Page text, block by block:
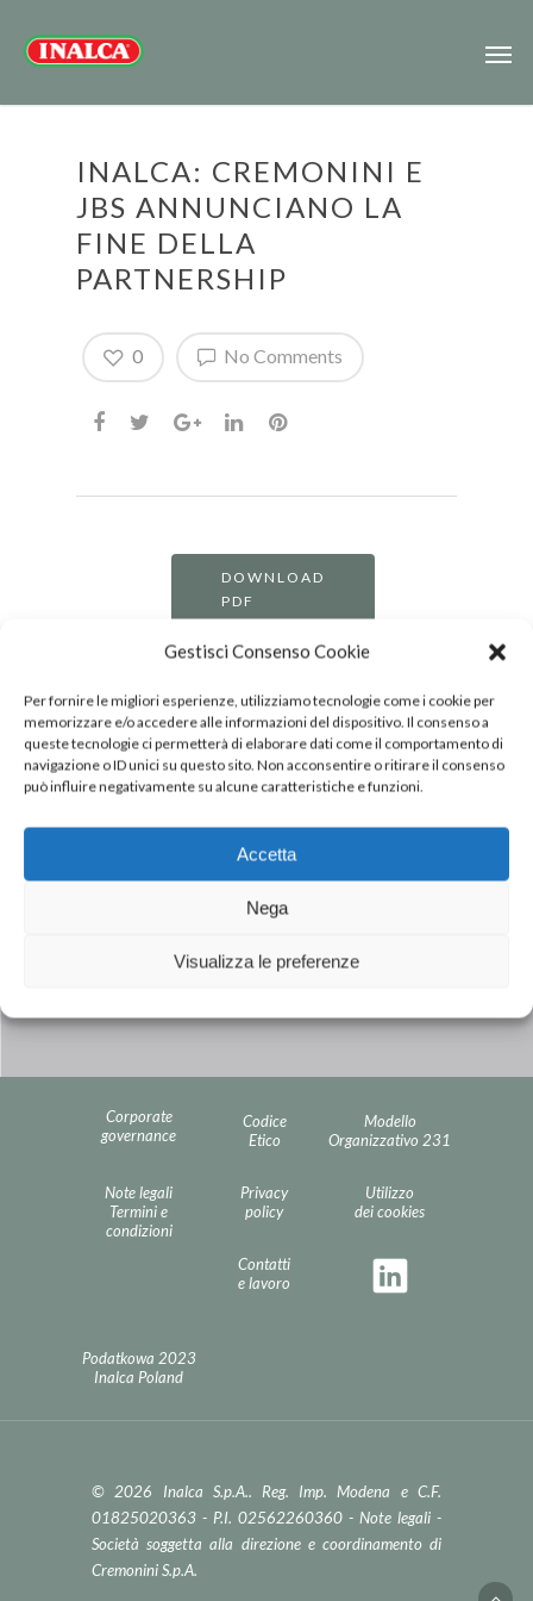
Gestisci Consenso Cookie
Per fornire le migliori esperienze, utilizziamo tecnologie come i cookie per
memorizzare e/o accedere alle informazioni del dispositivo. Il consenso a
queste tecnologie ci permetterà di elaborare dati come il comportamento di
navigazione o ID unici su questo sito. Non acconsentire o ritirare il consenso
può influire negativamente su alcune caratteristiche e funzioni.
Accetta
Nega
Visualizza le preferenze
INALCA: CREMONINI E
JBS ANNUNCIANO LA
FINE DELLA
PARTNERSHIP
No Comments
0
DOWNLOAD
PDF
Next Post
INALCA JBS: RIGETTATO DAL
D’URGENZA PRESENTATO DA JBS
Corporate
governance
Codice
Etico
Modello
Organizzativo 231
Note legali
Termini e
condizioni
Privacy
policy
Utilizzo
dei cookies
Contatti
e lavoro
Podatkowa 2023
Inalca Poland
© 2026 Inalca S.p.A.. Reg. Imp. Modena e C.F.
01825020363 - P.I. 02562260360 - Note legali-
Società soggetta alla direzione e coordinamento di
Cremonini S.p.A.